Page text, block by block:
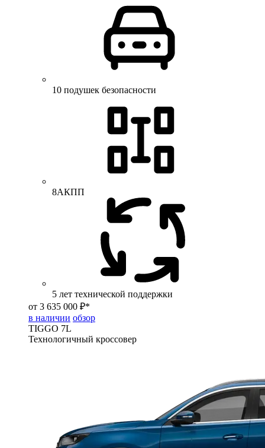
10 подушек безопасности
8АКПП
5 лет технической поддержки
от 3 635 000 ₽*
в наличии обзор
TIGGO 7L
Технологичный кроссовер